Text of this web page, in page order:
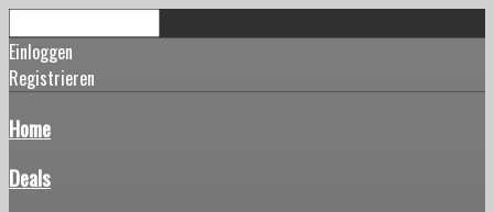
Einloggen
Registrieren
Home
Deals